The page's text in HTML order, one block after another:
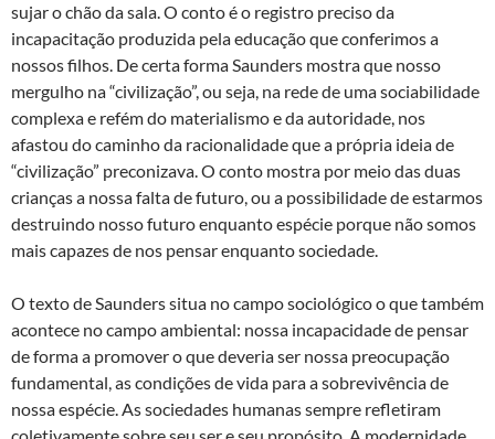
sujar o chão da sala. O conto é o registro preciso da
incapacitação produzida pela educação que conferimos a
nossos filhos. De certa forma Saunders mostra que nosso
mergulho na “civilização”, ou seja, na rede de uma sociabilidade
complexa e refém do materialismo e da autoridade, nos
afastou do caminho da racionalidade que a própria ideia de
“civilização” preconizava. O conto mostra por meio das duas
crianças a nossa falta de futuro, ou a possibilidade de estarmos
destruindo nosso futuro enquanto espécie porque não somos
mais capazes de nos pensar enquanto sociedade.
O texto de Saunders situa no campo sociológico o que também
acontece no campo ambiental: nossa incapacidade de pensar
de forma a promover o que deveria ser nossa preocupação
fundamental, as condições de vida para a sobrevivência de
nossa espécie. As sociedades humanas sempre refletiram